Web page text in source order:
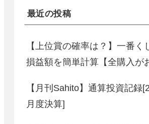
最近の投稿
【上位賞の確率は？】一番く
損益額を簡単計算【全購入が
【月刊Sahito】通算投資記録
月度決算]